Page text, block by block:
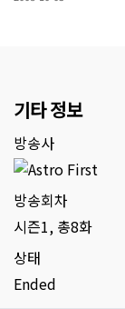
기타 정보
방송사
방송회차
시즌1, 총8화
상태
Ended